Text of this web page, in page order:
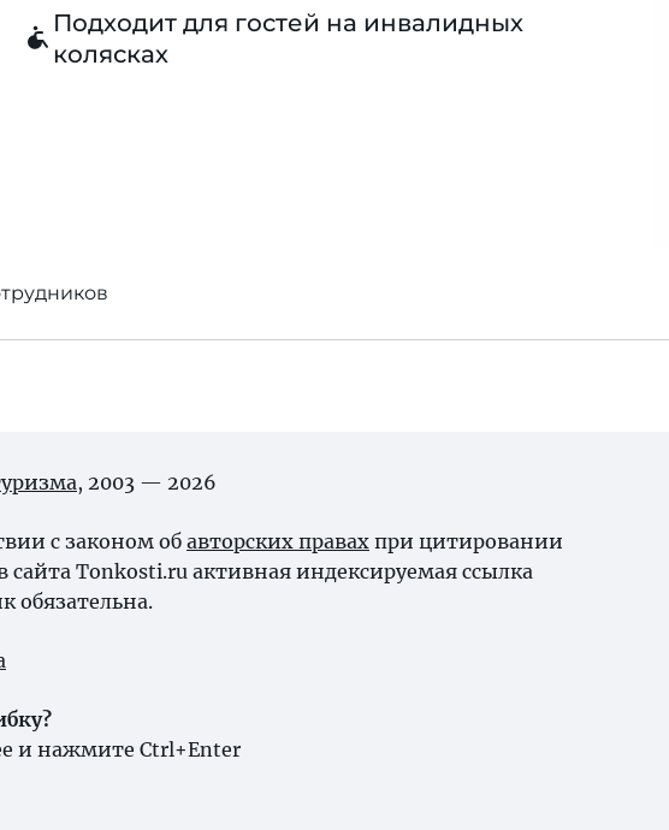
Подходит для гостей на инвалидных
колясках
, 2003 — 2026
с законом об авторских правах при цитировании
сайта Tonkosti.ru активная индексируемая ссылка
обязательна.
и нажмите Ctrl+Enter